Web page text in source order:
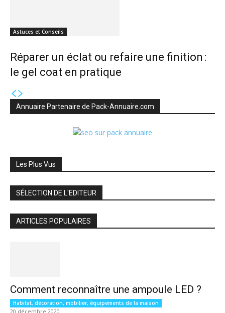
Astuces et Conseils
Réparer un éclat ou refaire une finition :
le gel coat en pratique
Annuaire Partenaire de Pack-Annuaire.com
Les Plus Vus
SÉLECTION DE L'EDITEUR
ARTICLES POPULAIRES
Comment reconnaître une ampoule LED ?
Habitat, décoration, mobilier, équipements de la maison
20 décembre 2020